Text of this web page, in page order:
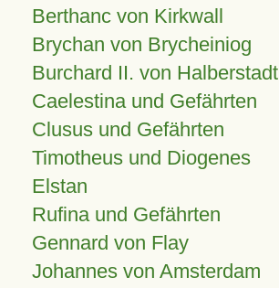
Berthanc von Kirkwall
Brychan von Brycheiniog
Burchard II. von Halberstadt
Caelestina und Gefährten
Clusus und Gefährten
Timotheus und Diogenes
Elstan
Rufina und Gefährten
Gennard von Flay
Johannes von Amsterdam